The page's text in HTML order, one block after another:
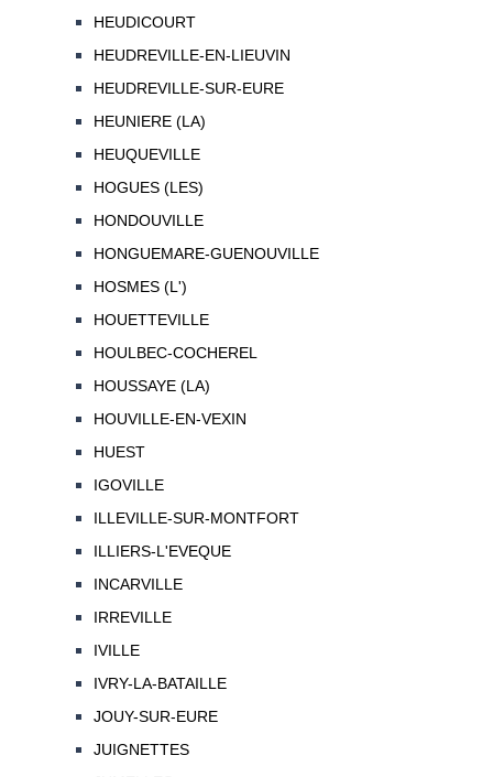
HEUDICOURT
HEUDREVILLE-EN-LIEUVIN
HEUDREVILLE-SUR-EURE
HEUNIERE (LA)
HEUQUEVILLE
HOGUES (LES)
HONDOUVILLE
HONGUEMARE-GUENOUVILLE
HOSMES (L')
HOUETTEVILLE
HOULBEC-COCHEREL
HOUSSAYE (LA)
HOUVILLE-EN-VEXIN
HUEST
IGOVILLE
ILLEVILLE-SUR-MONTFORT
ILLIERS-L'EVEQUE
INCARVILLE
IRREVILLE
IVILLE
IVRY-LA-BATAILLE
JOUY-SUR-EURE
JUIGNETTES